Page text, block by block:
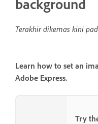
background
Terakhir dikemas kini
Learn how to set an
Adobe Express.
Try